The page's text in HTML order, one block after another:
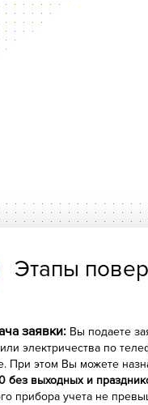
Этапы
операции на месте. При
а также будут все
заявки:Вы подаете
или электричества по
При этом Вы можете
без выходных и
прибора учета не